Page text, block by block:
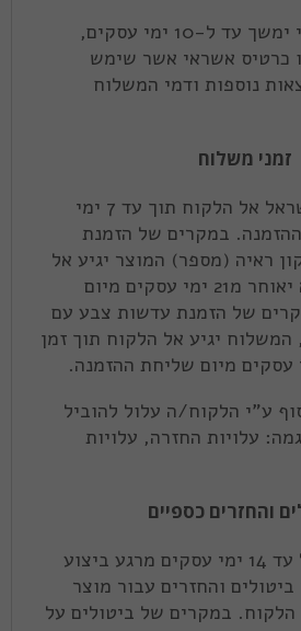
תהליך ההחזר הכספי ימשך עד ל-10 ימי עסקים,
כרטיס אשראי אשר שימש
נוספות ודמי המשלוח
זמני משלוח
הפריטים ישלחו מישראל אל הלקוח תוך עד 7 ימי
במקרים של הזמנת
ראיה (מספר) המוצר יגיע אל
הלקוח תוך זמן שלא יאוחר מ21 ימי עסקים מיום
של הזמנת עדשות צבע עם
יגיע אל הלקוח תוך זמן
ע"י הלקוח/ה עלול להוביל
עלויות החזרה, עלויות
והחזרים כספיים
ביטול הזמנה יתקבל עד 14 ימי עסקים מרגע ביצוע
והחזרים עבור מוצר
במקרים של ביטולים על